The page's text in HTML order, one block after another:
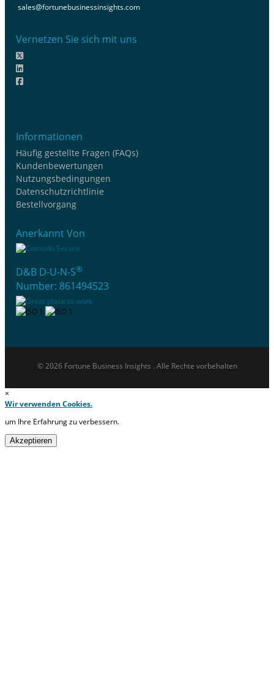
sales@fortunebusinessinsights.com
Vernetzen Sie sich mit uns
Informationen
Häufig gestellte Fragen (FAQs)
Kundenbewertungen
Nutzungsbedingungen
Datenschutzrichtlinie
Bestellvorgang
Anerkannt Von
D&B D-U-N-S®
Number: 861494523
© 2026 Fortune Business Insights . Alle Rechte vorbehalten
×
Wir verwenden Cookies.
um Ihre Erfahrung zu verbessern.
Akzeptieren